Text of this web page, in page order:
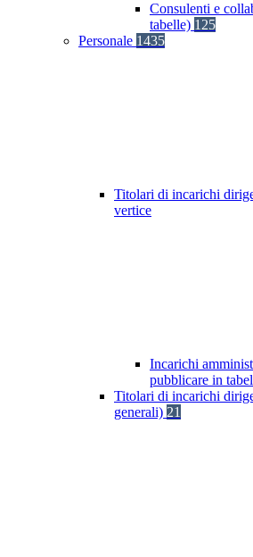
Consulenti e
tabelle) 125
Personale 1435
Titolari di incarichi
vertice
Incarichi
pubblicare in
Titolari di incarichi
generali) 21